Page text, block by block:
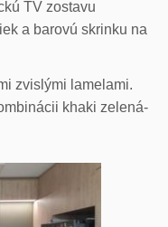
TV zostavu
a barovú skrinku na
zvislými lamelami.
khaki zelená-